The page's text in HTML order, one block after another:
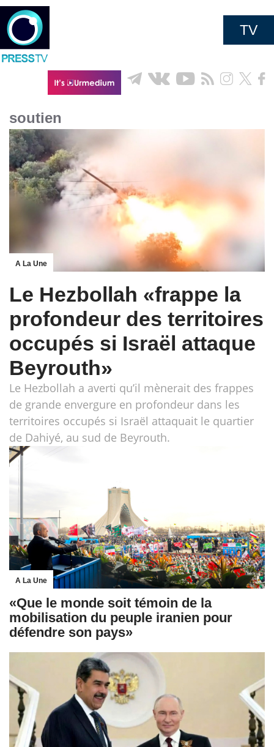
TV
soutien
A La Une
Le Hezbollah «frappe la
profondeur des territoires
occupés si Israël attaque
Beyrouth»
Le Hezbollah a averti qu’il mènerait des frappes
de grande envergure en profondeur dans les
territoires occupés si Israël attaquait le quartier
de Dahiyé, au sud de Beyrouth.
A La Une
«Que le monde soit témoin de la
mobilisation du peuple iranien pour
défendre son pays»